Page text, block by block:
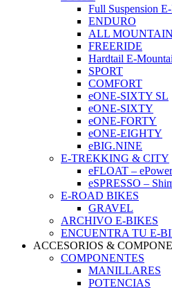
Full Suspension
ENDURO
ALL MOUNTAIN
FREERIDE
Hardtail E-
SPORT
COMFORT
eONE-SIXTY SL
eONE-SIXTY
eONE-FORTY
eONE-EIGHTY
eBIG.NINE
E-TREKKING & CITY
eFLOAT –
eSPRESSO –
E-ROAD BIKES
GRAVEL
ARCHIVO E-BIKES
ENCUENTRA TU E-
ACCESORIOS &
COMPONENTES
MANILLARES
POTENCIAS